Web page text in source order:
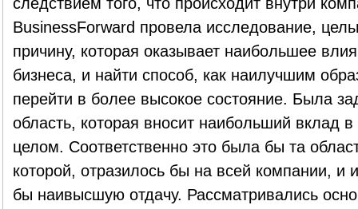
BusinessForward провела исследование,
причину, которая оказывает наибольшее
бизнеса, и найти способ, как наилучшим
перейти в более высокое состояние. Была
область, которая вносит наибольший вклад в
целом. Соответственно это была бы та
которой, отразилось бы на всей компании, и
бы наивысшую отдачу. Рассматривались